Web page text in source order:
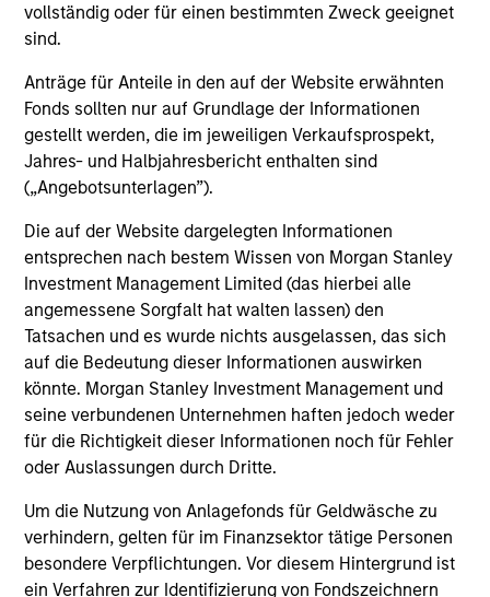
vollständig oder für einen bestimmten Zweck geeignet
sind.
Anträge für Anteile in den auf der Website erwähnten
Fonds sollten nur auf Grundlage der Informationen
gestellt werden, die im jeweiligen Verkaufsprospekt,
Jahres- und Halbjahresbericht enthalten sind
(„Angebotsunterlagen”).
Die auf der Website dargelegten Informationen
entsprechen nach bestem Wissen von Morgan Stanley
Investment Management Limited (das hierbei alle
angemessene Sorgfalt hat walten lassen) den
Tatsachen und es wurde nichts ausgelassen, das sich
auf die Bedeutung dieser Informationen auswirken
könnte. Morgan Stanley Investment Management und
seine verbundenen Unternehmen haften jedoch weder
für die Richtigkeit dieser Informationen noch für Fehler
oder Auslassungen durch Dritte.
Um die Nutzung von Anlagefonds für Geldwäsche zu
verhindern, gelten für im Finanzsektor tätige Personen
besondere Verpflichtungen. Vor diesem Hintergrund ist
ein Verfahren zur Identifizierung von Fondszeichnern
ARTICLE
Private Real Estate Credit: A Flight to
Discover how higher energy costs, inflation
risk, and geopolitical volatility are reshaping
real estate fundamentals—and where private
real estate credit can find opportunity.
12-MAY-2026